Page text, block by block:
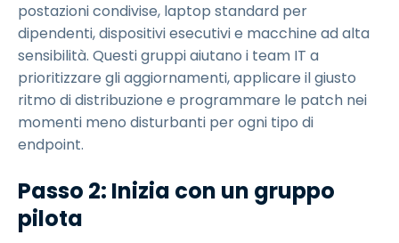
postazioni condivise, laptop standard per
dipendenti, dispositivi esecutivi e macchine ad alta
sensibilità. Questi gruppi aiutano i team IT a
prioritizzare gli aggiornamenti, applicare il giusto
ritmo di distribuzione e programmare le patch nei
momenti meno disturbanti per ogni tipo di
endpoint.
Passo 2: Inizia con un gruppo
pilota